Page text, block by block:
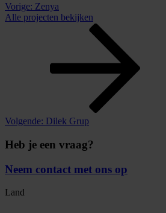
Vorige: Zenya
Alle projecten bekijken
Volgende: Dilek Grup
Heb je een vraag?
Neem contact met ons op
Land